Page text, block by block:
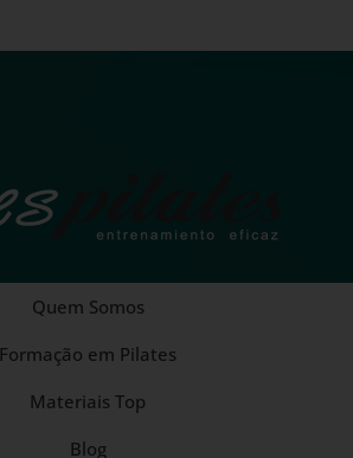
Quem Somos
Formação em Pilates
Materiais Top
Blog